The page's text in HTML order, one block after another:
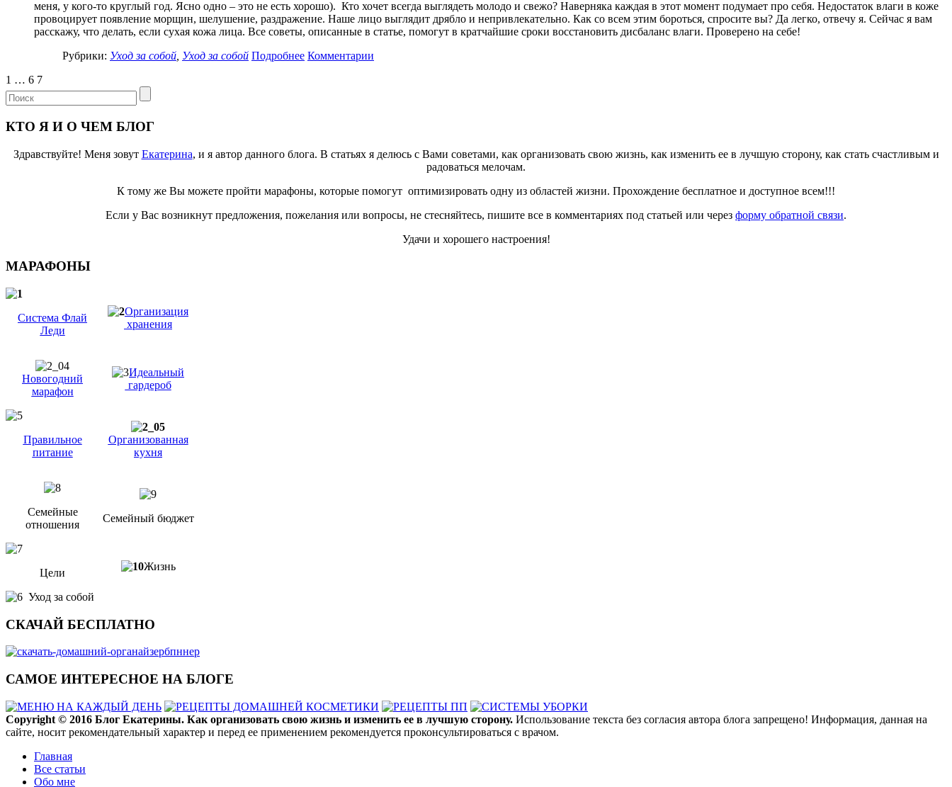
меня, у кого-то круглый год. Ясно одно – это не есть хорошо). Кто хочет всегда выглядеть молодо и свежо? Наверняка каждая в этот момент подумает про себя. Недостаток влаги в коже
провоцирует появление морщин, шелушение, раздражение. Наше лицо выглядит дрябло и непривлекательно. Как со всем этим бороться, спросите вы? Да легко, отвечу я. Сейчас я вам
расскажу, что делать, если сухая кожа лица. Все советы, описанные в статье, помогут в кратчайшие сроки восстановить дисбаланс влаги. Проверено на себе!
Рубрики: Уход за собой Уход за собой Подробнее Комментарии
1 … 6 7
КТО Я И О ЧЕМ БЛОГ
Здравствуйте! Меня зовут Екатерина, и я автор данного блога. В статьях я делюсь с Вами советами, как организовать свою жизнь, как изменить ее в лучшую сторону, как стать счастливым и
радоваться мелочам.
К тому же Вы можете пройти марафоны, которые помогут оптимизировать одну из областей жизни. Прохождение бесплатное и доступное всем!!!
Если у Вас возникнут предложения, пожелания или вопросы, не стесняйтесь, пишите все в комментариях под статьей или через форму обратной связи.
Удачи и хорошего настроения!
МАРАФОНЫ
Система Флай
Леди
Организация
хранения
Новогодний
марафон
Идеальный
гардероб
Правильное
питание
Организованная
кухня
Семейные
отношения
Семейный бюджет
Цели
Жизнь
Уход за собой
СКАЧАЙ БЕСПЛАТНО
САМОЕ ИНТЕРЕСНОЕ НА БЛОГЕ
Copyright © 2016 Блог Екатерины. Как организовать свою жизнь и изменить ее в лучшую сторону. Использование текста без согласия автора блога запрещено! Информация, данная на
сайте, носит рекомендательный характер и перед ее применением рекомендуется проконсультироваться с врачом.
Главная
Все статьи
Обо мне